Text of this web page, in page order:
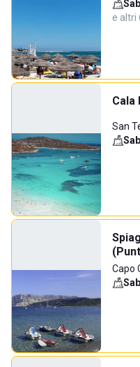
e altri
Cala
San
Capo